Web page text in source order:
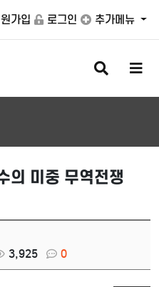
가입 로그인 추가메뉴
검
색
버
메
버
의 미중 무역전쟁
3,925 0